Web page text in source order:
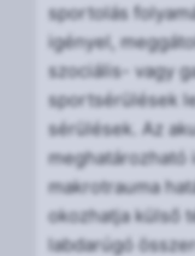
sportolás
igényel,
szociális- vagy
sportsérülések
sérülések. Az
meghatározható
makrotrauma
okozhatja külső
labdarúgó